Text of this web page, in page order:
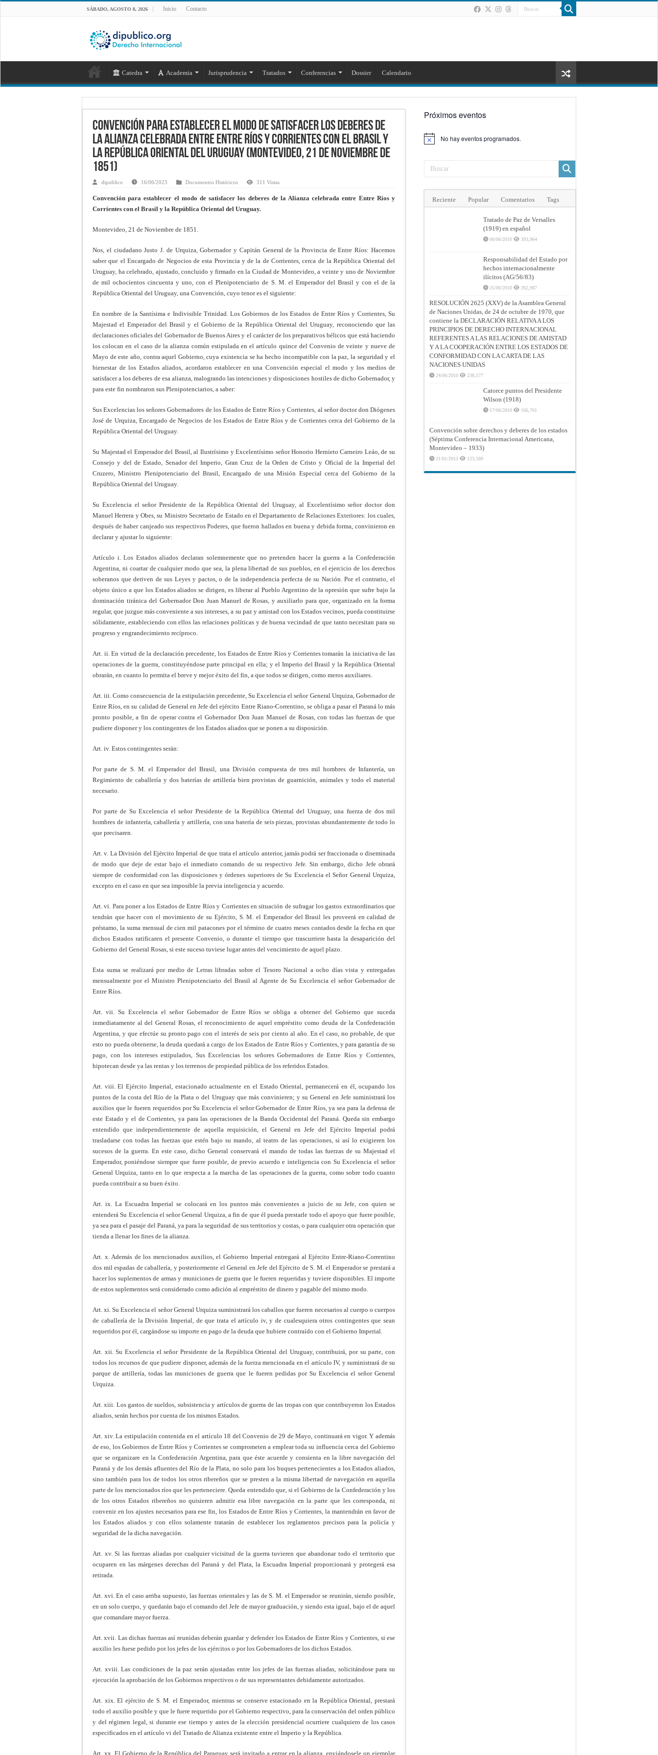
SÁBADO, AGOSTO 8, 2026 Inicio Contacto
Catedra Academia Jurisprudencia Tratados Conferencias Dossier Calendario
Convención para establecer el modo de satisfacer los deberes de
la Alianza celebrada entre Entre Ríos y Corrientes con el Brasil y
la República Oriental del Uruguay (Montevideo, 21 de Noviembre de
1851)
dipublico 16/06/2023 Documentos Históricos 311 Vistas
Convención para establecer el modo de satisfacer los deberes de la Alianza celebrada entre Entre Ríos y
Corrientes con el Brasil y la República Oriental del Uruguay.
Montevideo, 21 de Noviembre de 1851.
Nos, el ciudadano Justo J. de Urquiza, Gobernador y Capitán General de la Provincia de Entre Ríos: Hacemos
saber que el Encargado de Negocios de esta Provincia y de la de Corrientes, cerca de la República Oriental del
Uruguay, ha celebrado, ajustado, concluido y firmado en la Ciudad de Montevideo, a veinte y uno de Noviembre
de mil ochocientos cincuenta y uno, con el Plenipotenciario de S. M. el Emperador del Brasil y con el de la
República Oriental del Uruguay, una Convención, cuyo tenor es el siguiente:
En nombre de la Santísima e Indivisible Trinidad. Los Gobiernos de los Estados de Entre Ríos y Corrientes, Su
Majestad el Emperador del Brasil y el Gobierno de la República Oriental del Uruguay, reconociendo que las
declaraciones oficiales del Gobernador de Buenos Aires y el carácter de los preparativos bélicos que está haciendo
los colocan en el caso de la alianza común estipulada en el artículo quince del Convenio de veinte y nueve de
Mayo de este año, contra aquel Gobierno, cuya existencia se ha hecho incompatible con la paz, la seguridad y el
bienestar de los Estados aliados, acordaron establecer en una Convención especial el modo y los medios de
satisfacer a los deberes de esa alianza, malogrando las intenciones y disposiciones hostiles de dicho Gobernador, y
para este fin nombraron sus Plenipotenciarios, a saber:
Sus Excelencias los señores Gobernadores de los Estados de Entre Ríos y Corrientes, al señor doctor don Diógenes
José de Urquiza, Encargado de Negocios de los Estados de Entre Ríos y de Corrientes cerca del Gobierno de la
República Oriental del Uruguay.
Su Majestad el Emperador del Brasil, al Ilustrísimo y Excelentísimo señor Honorio Hernieto Carneiro Leáo, de su
Consejo y del de Estado, Senador del Imperio, Gran Cruz de la Orden de Cristo y Oficial de la Imperial del
Cruzero, Ministro Plenipotenciario del Brasil, Encargado de una Misión Especial cerca del Gobierno de la
República Oriental del Uruguay.
Su Excelencia el señor Presidente de la República Oriental del Uruguay, al Excelentísimo señor doctor don
Manuel Herrera y Obes, su Ministro Secretario de Estado en el Departamento de Relaciones Exteriores: los cuales,
después de haber canjeado sus respectivos Poderes, que fueron hallados en buena y debida forma, convinieron en
declarar y ajustar lo siguiente:
Artículo i. Los Estados aliados declaran solemnemente que no pretenden hacer la guerra a la Confederación
Argentina, ni coartar de cualquier modo que sea, la plena libertad de sus pueblos, en el ejercicio de los derechos
soberanos que deriven de sus Leyes y pactos, o de la independencia perfecta de su Nación. Por el contrario, el
objeto único a que los Estados aliados se dirigen, es liberar al Pueblo Argentino de la opresión que sufre bajo la
dominación tiránica del Gobernador Don Juan Manuel de Rosas, y auxiliarlo para que, organizado en la forma
regular, que juzgue más conveniente a sus intereses, a su paz y amistad con los Estados vecinos, pueda constituirse
sólidamente, estableciendo con ellos las relaciones políticas y de buena vecindad de que tanto necesitan para su
progreso y engrandecimiento recíproco.
Art. ii. En virtud de la declaración precedente, los Estados de Entre Ríos y Corrientes tomarán la iniciativa de las
operaciones de la guerra, constituyéndose parte principal en ella; y el Imperio del Brasil y la República Oriental
obrarán, en cuanto lo permita el breve y mejor éxito del fin, a que todos se dirigen, como meros auxiliares.
Art. iii. Como consecuencia de la estipulación precedente, Su Excelencia el señor General Urquiza, Gobernador de
Entre Ríos, en su calidad de General en Jefe del ejército Entre Riano-Correntino, se obliga a pasar el Paraná lo más
pronto posible, a fin de operar contra el Gobernador Don Juan Manuel de Rosas, con todas las fuerzas de que
pudiere disponer y los contingentes de los Estados aliados que se ponen a su disposición.
Art. iv. Estos contingentes serán:
Por parte de S. M. el Emperador del Brasil, una División compuesta de tres mil hombres de Infantería, un
Regimiento de caballería y dos baterías de artillería bien provistas de guarnición, animales y todo el material
necesario.
Por parte de Su Excelencia el señor Presidente de la República Oriental del Uruguay, una fuerza de dos mil
hombres de infantería, caballería y artillería, con una batería de seis piezas, provistas abundantemente de todo lo
que precisaren.
Art. v. La División del Ejército Imperial de que trata el artículo anterior, jamás podrá ser fraccionada o diseminada
de modo que deje de estar bajo el inmediato comando de su respectivo Jefe. Sin embargo, dicho Jefe obrará
siempre de conformidad con las disposiciones y órdenes superiores de Su Excelencia el Señor General Urquiza,
excepto en el caso en que sea imposible la previa inteligencia y acuerdo.
Art. vi. Para poner a los Estados de Entre Ríos y Corrientes en situación de sufragar los gastos extraordinarios que
tendrán que hacer con el movimiento de su Ejército, S. M. el Emperador del Brasil les proveerá en calidad de
préstamo, la suma mensual de cien mil patacones por el término de cuatro meses contados desde la fecha en que
dichos Estados ratificaren el presente Convenio, o durante el tiempo que trascurriere hasta la desaparición del
Gobierno del General Rosas, si este suceso tuviese lugar antes del vencimiento de aquel plazo.
Esta suma se realizará por medio de Letras libradas sobre el Tesoro Nacional a ocho días vista y entregadas
mensualmente por el Ministro Plenipotenciario del Brasil al Agente de Su Excelencia el señor Gobernador de
Entre Ríos.
Art. vii. Su Excelencia el señor Gobernador de Entre Ríos se obliga a obtener del Gobierno que suceda
inmediatamente al del General Rosas, el reconocimiento de aquel empréstito como deuda de la Confederación
Argentina, y que efectúe su pronto pago con el interés de seis por ciento al año. En el caso, no probable, de que
esto no pueda obtenerse, la deuda quedará a cargo de los Estados de Entre Ríos y Corrientes, y para garantía de su
pago, con los intereses estipulados, Sus Excelencias los señores Gobernadores de Entre Ríos y Corrientes,
hipotecan desde ya las rentas y los terrenos de propiedad pública de los referidos Estados.
Art. viii. El Ejército Imperial, estacionado actualmente en el Estado Oriental, permanecerá en él, ocupando los
puntos de la costa del Río de la Plata o del Uruguay que más convinieren; y su General en Jefe suministrará los
auxilios que le fueren requeridos por Su Excelencia el señor Gobernador de Entre Ríos, ya sea para la defensa de
este Estado y el de Corrientes, ya para las operaciones de la Banda Occidental del Paraná. Queda sin embargo
entendido que independientemente de aquella requisición, el General en Jefe del Ejército Imperial podrá
trasladarse con todas las fuerzas que estén bajo su mando, al teatro de las operaciones, si así lo exigieren los
sucesos de la guerra. En este caso, dicho General conservará el mando de todas las fuerzas de su Majestad el
Emperador, poniéndose siempre que fuere posible, de previo acuerdo e inteligencia con Su Excelencia el señor
General Urquiza, tanto en lo que respecta a la marcha de las operaciones de la guerra, como sobre todo cuanto
pueda contribuir a su buen éxito.
Art. ix. La Escuadra Imperial se colocará en los puntos más convenientes a juicio de su Jefe, con quien se
entenderá Su Excelencia el señor General Urquiza, a fin de que él pueda prestarle todo el apoyo que fuere posible,
ya sea para el pasaje del Paraná, ya para la seguridad de sus territorios y costas, o para cualquier otra operación que
tienda a llenar los fines de la alianza.
Art. x. Además de los mencionados auxilios, el Gobierno Imperial entregará al Ejército Entre-Riano-Correntino
dos mil espadas de caballería, y posteriormente el General en Jefe del Ejército de S. M. el Emperador se prestará a
hacer los suplementos de armas y municiones de guerra que le fueren requeridas y tuviere disponibles. El importe
de estos suplementos será considerado como adición al empréstito de dinero y pagable del mismo modo.
Art. xi. Su Excelencia el señor General Urquiza suministrará los caballos que fueren necesarios al cuerpo o cuerpos
de caballería de la División Imperial, de que trata el artículo iv, y de cualesquiera otros contingentes que sean
requeridos por él, cargándose su importe en pago de la deuda que hubiere contraído con el Gobierno Imperial.
Art. xii. Su Excelencia el señor Presidente de la República Oriental del Uruguay, contribuirá, por su parte, con
todos los recursos de que pudiere disponer, además de la fuerza mencionada en el artículo IV, y suministrará de su
parque de artillería, todas las municiones de guerra que le fueren pedidas por Su Excelencia el señor General
Urquiza.
Art. xiii. Los gastos de sueldos, subsistencia y artículos de guerra de las tropas con que contribuyeron los Estados
aliados, serán hechos por cuenta de los mismos Estados.
Art. xiv. La estipulación contenida en el artículo 18 del Convenio de 29 de Mayo, continuará en vigor. Y además
de eso, los Gobiernos de Entre Ríos y Corrientes se comprometen a emplear toda su influencia cerca del Gobierno
que se organizare en la Confederación Argentina, para que éste acuerde y consienta en la libre navegación del
Paraná y de los demás afluentes del Río de la Plata, no solo para los buques pertenecientes a los Estados aliados,
sino también para los de todos los otros ribereños que se presten a la misma libertad de navegación en aquella
parte de los mencionados ríos que les perteneciere. Queda entendido que, si el Gobierno de la Confederación y los
de los otros Estados ribereños no quisieren admitir esa libre navegación en la parte que les corresponda, ni
convenir en los ajustes necesarios para ese fin, los Estados de Entre Ríos y Corrientes, la mantendrán en favor de
los Estados aliados y con ellos solamente tratarán de establecer los reglamentos precisos para la policía y
seguridad de la dicha navegación.
Art. xv. Si las fuerzas aliadas por cualquier vicisitud de la guerra tuvieren que abandonar todo el territorio que
ocuparen en las márgenes derechas del Paraná y del Plata, la Escuadra Imperial proporcionará y protegerá esa
retirada.
Art. xvi. En el caso arriba supuesto, las fuerzas orientales y las de S. M. el Emperador se reunirán, siendo posible,
en un solo cuerpo, y quedarán bajo el comando del Jefe de mayor graduación, y siendo esta igual, bajo el de aquel
que comandare mayor fuerza.
Art. xvii. Las dichas fuerzas así reunidas deberán guardar y defender los Estados de Entre Ríos y Corrientes, si ese
auxilio les fuese pedido por los jefes de los ejércitos o por los Gobernadores de los dichos Estados.
Art. xviii. Las condiciones de la paz serán ajustadas entre los jefes de las fuerzas aliadas, solicitándose para su
ejecución la aprobación de los Gobiernos respectivos o de sus representantes debidamente autorizados.
Art. xix. El ejército de S. M. el Emperador, mientras se conserve estacionado en la República Oriental, prestará
todo el auxilio posible y que le fuere requerido por el Gobierno respectivo, para la conservación del orden público
y del régimen legal, si durante ese tiempo y antes de la elección presidencial ocurriere cualquiero de los casos
especificados en el artículo vi del Tratado de Alianza existente entre el Imperio y la República.
Art. xx. El Gobierno de la República del Paraguay será invitado a entrar en la alianza, enviándosele un ejemplar
Próximos eventos
Aviso No hay eventos programados.
Reciente Popular Comentarios Tags
Tratado de Paz de Versalles
(1919) en español
06/06/2010 393,964
Responsabilidad del Estado por
hechos internacionalmente
ilícitos (AG/56/83)
25/06/2010 262,987
RESOLUCIÓN 2625 (XXV) de la Asamblea General
de Naciones Unidas, de 24 de octubre de 1970, que
contiene la DECLARACIÓN RELATIVA A LOS
PRINCIPIOS DE DERECHO INTERNACIONAL
REFERENTES A LAS RELACIONES DE AMISTAD
Y A LA COOPERACIÓN ENTRE LOS ESTADOS DE
CONFORMIDAD CON LA CARTA DE LAS
NACIONES UNIDAS
24/06/2010 238,577
Catorce puntos del Presidente
Wilson (1918)
17/06/2010 166,761
Convención sobre derechos y deberes de los estados
(Séptima Conferencia Internacional Americana,
Montevideo – 1933)
21/01/2013 123,589